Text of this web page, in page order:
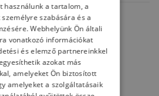
felejtsd el
használunk a tartalom, a
szabására és a
Webhelyünk Ön általi
vonatkozó információkat
és elemző partnereinkkel
azokat más
amelyeket Ön biztosított
amelyeket a szolgáltatásaik